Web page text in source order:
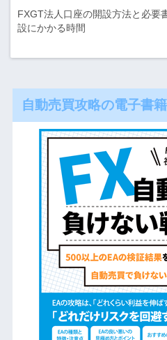
FXGT法人口座の開設方法と必要
設にかかる時間
自動売買攻略の電子書籍